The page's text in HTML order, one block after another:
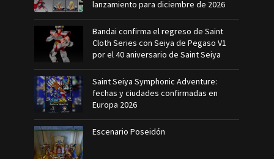
lanzamiento para diciembre de 2026
Bandai confirma el regreso de Saint
Cloth Series con Seiya de Pegaso V1
por el 40 aniversario de Saint Seiya
Saint Seiya Symphonic Adventure:
fechas y ciudades confirmadas en
Europa 2026
Escenario Poseidón